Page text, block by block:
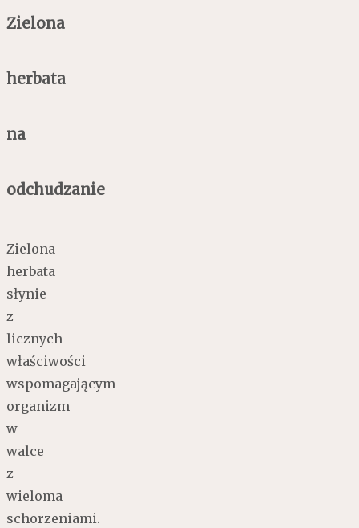
Zielona
herbata
na
odchudzanie
Zielona
herbata
słynie
z
licznych
właściwości
wspomagającym
organizm
w
walce
z
wieloma
schorzeniami.